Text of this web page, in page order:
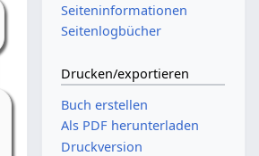
Seiten­­informationen
Seitenlogbücher
Drucken/­exportieren
Buch erstellen
Als PDF herunterladen
Druckversion